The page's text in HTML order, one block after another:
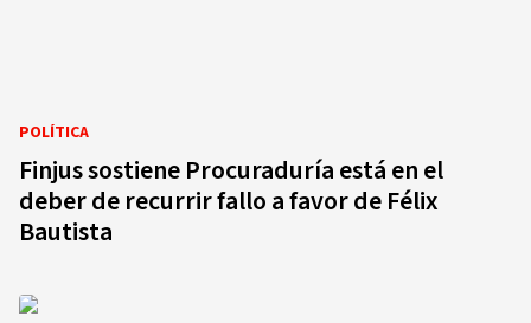
POLÍTICA
Finjus sostiene Procuraduría está en el
deber de recurrir fallo a favor de Félix
Bautista